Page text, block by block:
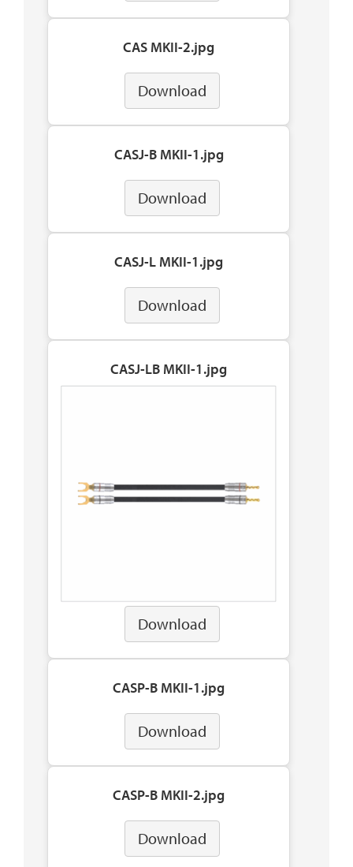
CAS MKII-2.jpg
Download
CASJ-B MKII-1.jpg
Download
CASJ-L MKII-1.jpg
Download
CASJ-LB MKII-1.jpg
Download
CASP-B MKII-1.jpg
Download
CASP-B MKII-2.jpg
Download